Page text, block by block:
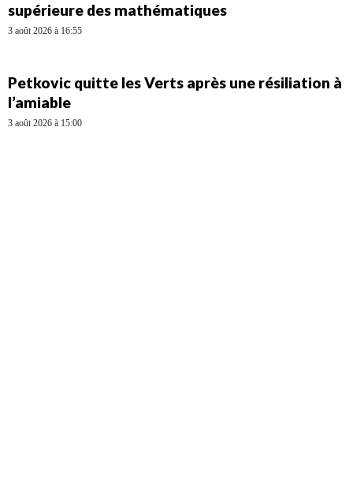
supérieure des mathématiques
3 août 2026 à 16:55
Petkovic quitte les Verts après une résiliation à
l’amiable
3 août 2026 à 15:00